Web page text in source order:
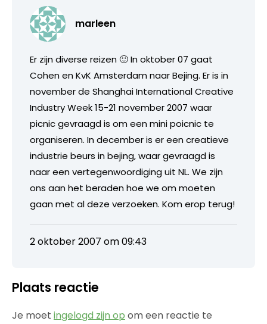
marleen
Er zijn diverse reizen 🙂 In oktober 07 gaat
Cohen en KvK Amsterdam naar Bejing. Er is in
november de Shanghai International Creative
Industry Week 15-21 november 2007 waar
picnic gevraagd is om een mini poicnic te
organiseren. In december is er een creatieve
industrie beurs in bejing, waar gevraagd is
naar een vertegenwoordiging uit NL. We zijn
ons aan het beraden hoe we om moeten
gaan met al deze verzoeken. Kom erop terug!
2 oktober 2007 om 09:43
Plaats reactie
Je moet ingelogd zijn op om een reactie te